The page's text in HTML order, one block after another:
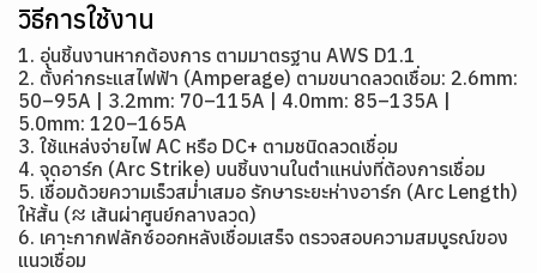
วิธีการใช้งาน
1. อุ่นชิ้นงานหากต้องการ ตามมาตรฐาน AWS D1.1
2. ตั้งค่ากระแสไฟฟ้า (Amperage) ตามขนาดลวดเชื่อม: 2.6mm:
50–95A | 3.2mm: 70–115A | 4.0mm: 85–135A |
5.0mm: 120–165A
3. ใช้แหล่งจ่ายไฟ AC หรือ DC+ ตามชนิดลวดเชื่อม
4. จุดอาร์ก (Arc Strike) บนชิ้นงานในตำแหน่งที่ต้องการเชื่อม
5. เชื่อมด้วยความเร็วสม่ำเสมอ รักษาระยะห่างอาร์ก (Arc Length)
ให้สั้น (≈ เส้นผ่าศูนย์กลางลวด)
6. เคาะกากฟลักซ์ออกหลังเชื่อมเสร็จ ตรวจสอบความสมบูรณ์ของ
แนวเชื่อม